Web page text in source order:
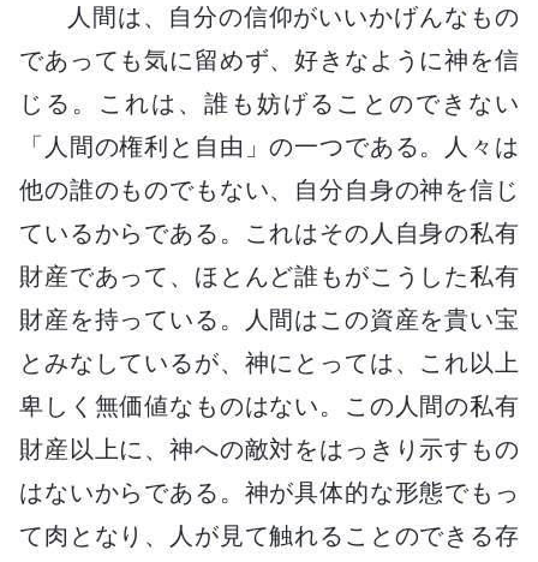
人間は、自分の信仰がいいかげんなもの
であっても気に留めず、好きなように神を信
じる。これは、誰も妨げることのできない
「人間の権利と自由」の一つである。人々は
他の誰のものでもない、自分自身の神を信じ
ているからである。これはその人自身の私有
財産であって、ほとんど誰もがこうした私有
財産を持っている。人間はこの資産を貴い宝
とみなしているが、神にとっては、これ以上
卑しく無価値なものはない。この人間の私有
財産以上に、神への敵対をはっきり示すもの
はないからである。神が具体的な形態でもっ
て肉となり、人が見て触れることのできる存